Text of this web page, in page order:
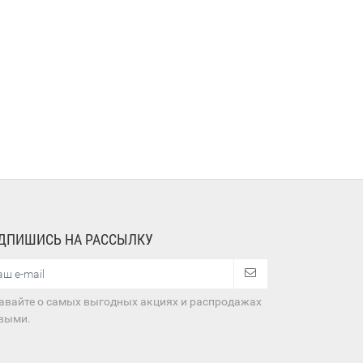
НА РАССЫЛКУ
о самых выгодных акциях и распродажах